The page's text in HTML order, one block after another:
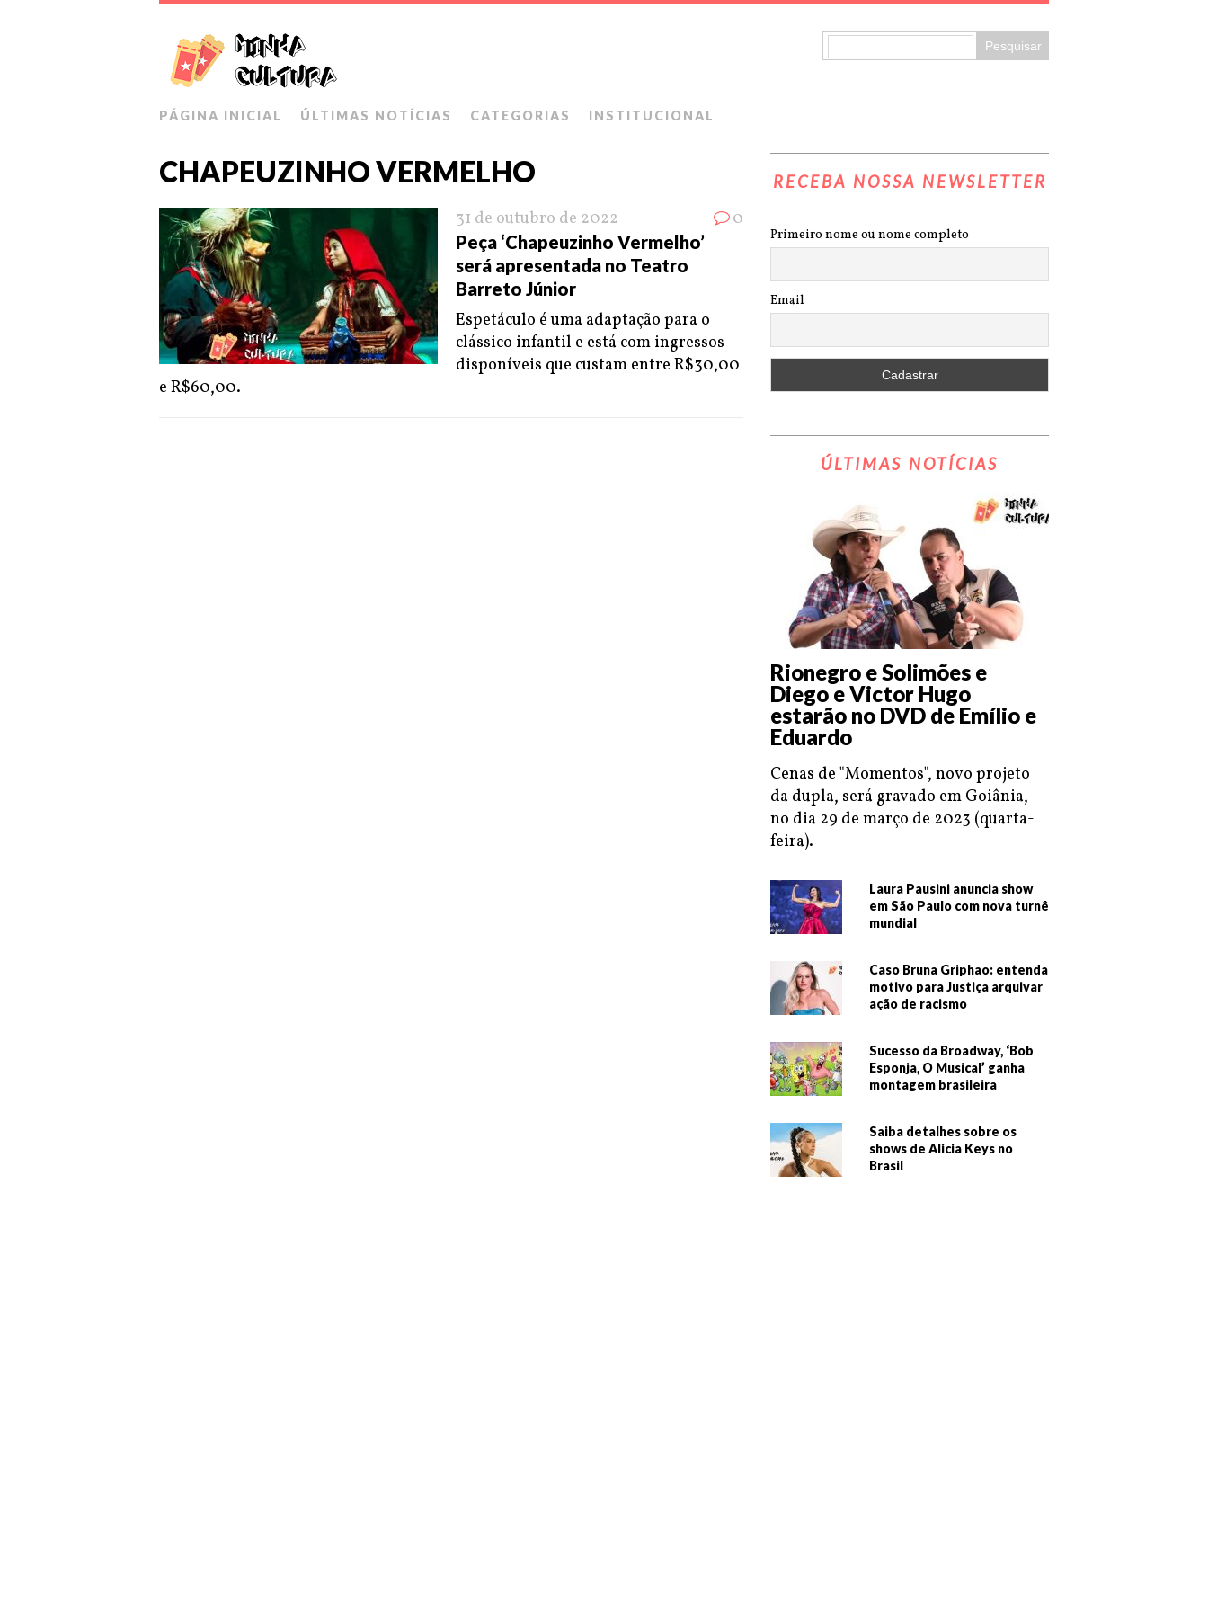
PÁGINA INICIAL ÚLTIMAS NOTÍCIAS CATEGORIAS INSTITUCIONAL
CHAPEUZINHO VERMELHO
31 de outubro de 2022 0
Peça ‘Chapeuzinho Vermelho’
será apresentada no Teatro
Barreto Júnior
Espetáculo é uma adaptação para o
clássico infantil e está com ingressos
disponíveis que custam entre R$30,00
e R$60,00.
RECEBA NOSSA NEWSLETTER
Primeiro nome ou nome completo
Email
ÚLTIMAS NOTÍCIAS
Rionegro e Solimões e
Diego e Victor Hugo
estarão no DVD de Emílio e
Eduardo
Cenas de "Momentos", novo projeto
da dupla, será gravado em Goiânia,
no dia 29 de março de 2023 (quarta-
feira).
Laura Pausini anuncia show
em São Paulo com nova turnê
mundial
Caso Bruna Griphao: entenda
motivo para Justiça arquivar
ação de racismo
Sucesso da Broadway, ‘Bob
Esponja, O Musical’ ganha
montagem brasileira
Saiba detalhes sobre os
shows de Alicia Keys no
Brasil